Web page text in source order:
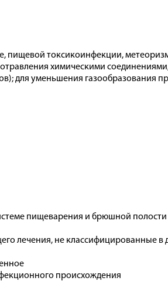
пищевой токсикоинфекции,
химическими
для уменьшения газообразования
пищеварения и брюшной полости
лечения, не классифицированные в
происхождения